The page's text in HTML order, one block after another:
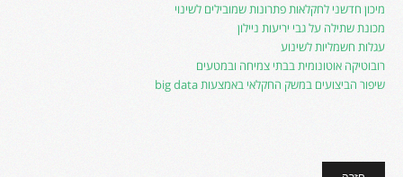
מיכון חדשני לחקלאות פתרונות שמובילים לשינוי
מכונת שתילה על גבי יריעות ניילון
עגלות חשמליות לשינוע
רובוטיקה אוטונומית בבתי צמיחה ובמטעים
שיפור הביצועים במשק החקלאי באמצעות big data